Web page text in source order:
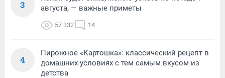
3
августа, — важные приметы
57 332 14
4
Пирожное «Картошка»: классический рецепт в
домашних условиях с тем самым вкусом из
детства